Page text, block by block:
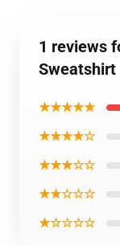
1 reviews
Sweatshirt
★★★★★
★★★★☆
★★★☆☆
★★☆☆☆
★☆☆☆☆